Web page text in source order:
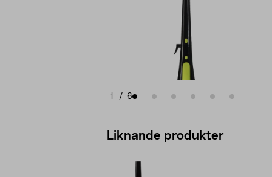
1 / 6
Liknande produkter